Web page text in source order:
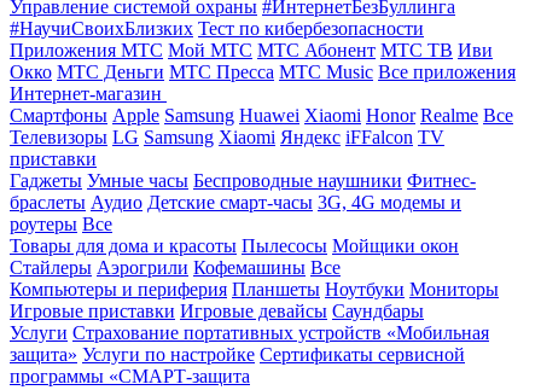
Управление системой охраны #ИнтернетБезБуллинга
#НаучиСвоихБлизких Тест по кибербезопасности
Приложения МТС Мой МТС МТС Абонент МТС ТВ Иви
Окко МТС Деньги МТС Пресса МТС Music Все приложения
Интернет-магазин
Смартфоны Apple Samsung Huawei Xiaomi Honor Realme Все
Телевизоры LG Samsung Xiaomi Яндекс iFFalcon TV
приставки
Гаджеты Умные часы Беспроводные наушники Фитнес-
браслеты Аудио Детские смарт-часы 3G, 4G модемы и
роутеры Все
Товары для дома и красоты Пылесосы Мойщики окон
Стайлеры Аэрогрили Кофемашины Все
Компьютеры и периферия Планшеты Ноутбуки Мониторы
Игровые приставки Игровые девайсы Саундбары
Услуги Страхование портативных устройств «Мобильная
защита» Услуги по настройке Сертификаты сервисной
программы «СМАРТ-защита